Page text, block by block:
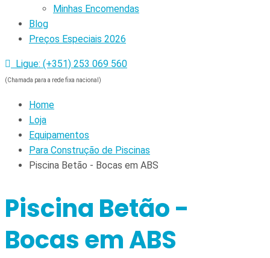
Minhas Encomendas
Blog
Preços Especiais 2026
Ligue: (+351) 253 069 560
(Chamada para a rede fixa nacional)
Home
Loja
Equipamentos
Para Construção de Piscinas
Piscina Betão - Bocas em ABS
Piscina Betão -
Bocas em ABS